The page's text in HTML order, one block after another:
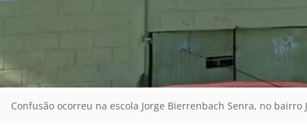
Confusão ocorreu na escola Jorge Bierrenbach Senra, no bairro